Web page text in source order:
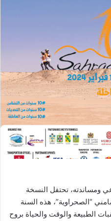
ومساندته، تحتفل النسخة
“الصحراوية”، هذه السنة
الطبيعة والوقت والحياة بروح